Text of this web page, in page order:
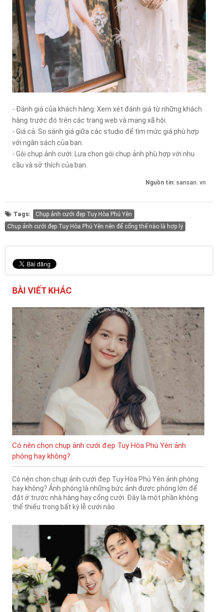
- Đánh giá của khách hàng: Xem xét đánh giá từ những khách
hàng trước đó trên các trang web và mạng xã hội.
- Giá cả: So sánh giá giữa các studio để tìm mức giá phù hợp
với ngân sách của bạn.
- Gói chụp ảnh cưới: Lựa chọn gói chụp ảnh phù hợp với nhu
cầu và sở thích của bạn.
Nguồn tin: sansan. vn
Tags:
Chụp ảnh cưới đẹp Tuy Hòa Phú Yên
Chụp ảnh cưới đẹp Tuy Hòa Phú Yên nên để cổng thế nào là hợp lý
BÀI VIẾT KHÁC
Có nên chọn chụp ảnh cưới đẹp Tuy Hòa Phú Yên ảnh
phóng hay không?
Có nên chọn chụp ảnh cưới đẹp Tuy Hòa Phú Yên ảnh phóng
hay không? Ảnh phóng là những bức ảnh được phóng lớn để
đặt ở trước nhà hàng hay cổng cưới. Đây là một phần không
thể thiếu trong bất kỳ lễ cưới nào.